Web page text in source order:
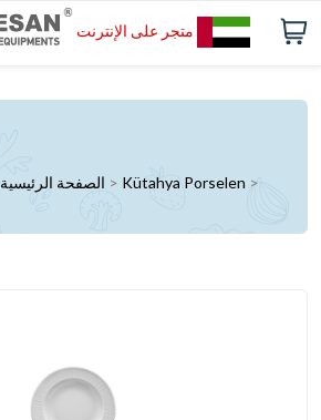
متجر على الإنترنت
الصفحة الرئيسية > Kütahya Porselen >